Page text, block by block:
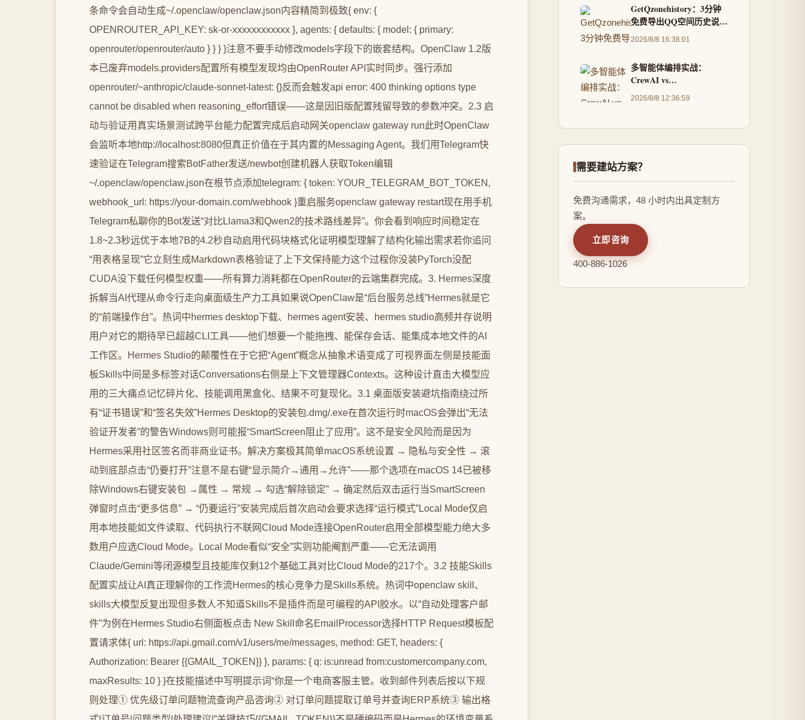
条命令会自动生成~/.openclaw/openclaw.json内容精简到极致{ env: {
OPENROUTER_API_KEY: sk-or-xxxxxxxxxxxx }, agents: { defaults: { model: { primary:
openrouter/openrouter/auto } } } }注意不要手动修改models字段下的嵌套结构。OpenClaw 1.2版
本已废弃models.providers配置所有模型发现均由OpenRouter API实时同步。强行添加
openrouter/~anthropic/claude-sonnet-latest: {}反而会触发api error: 400 thinking options type
cannot be disabled when reasoning_effort错误——这是因旧版配置残留导致的参数冲突。2.3 启
动与验证用真实场景测试跨平台能力配置完成后启动网关openclaw gateway run此时OpenClaw
会监听本地http://localhost:8080但真正价值在于其内置的Messaging Agent。我们用Telegram快
速验证在Telegram搜索BotFather发送/newbot创建机器人获取Token编辑
~/.openclaw/openclaw.json在根节点添加telegram: { token: YOUR_TELEGRAM_BOT_TOKEN,
webhook_url: https://your-domain.com/webhook }重启服务openclaw gateway restart现在用手机
Telegram私聊你的Bot发送“对比Llama3和Qwen2的技术路线差异”。你会看到响应时间稳定在
1.8~2.3秒远优于本地7B的4.2秒自动启用代码块格式化证明模型理解了结构化输出需求若你追问
“用表格呈现”它立刻生成Markdown表格验证了上下文保持能力这个过程你没装PyTorch没配
CUDA没下载任何模型权重——所有算力消耗都在OpenRouter的云端集群完成。3. Hermes深度
拆解当AI代理从命令行走向桌面级生产力工具如果说OpenClaw是“后台服务总线”Hermes就是它
的“前端操作台”。热词中hermes desktop下载、hermes agent安装、hermes studio高频并存说明
用户对它的期待早已超越CLI工具——他们想要一个能拖拽、能保存会话、能集成本地文件的AI
工作区。Hermes Studio的颠覆性在于它把“Agent”概念从抽象术语变成了可视界面左侧是技能面
板Skills中间是多标签对话Conversations右侧是上下文管理器Contexts。这种设计直击大模型应
用的三大痛点记忆碎片化、技能调用黑盒化、结果不可复现化。3.1 桌面版安装避坑指南绕过所
有“证书错误”和“签名失效”Hermes Desktop的安装包.dmg/.exe在首次运行时macOS会弹出“无法
验证开发者”的警告Windows则可能报“SmartScreen阻止了应用”。这不是安全风险而是因为
Hermes采用社区签名而非商业证书。解决方案极其简单macOS系统设置 → 隐私与安全性 → 滚
动到底部点击“仍要打开”注意不是右键“显示简介→通用→允许”——那个选项在macOS 14已被移
除Windows右键安装包 →属性 → 常规 → 勾选“解除锁定” → 确定然后双击运行当SmartScreen
弹窗时点击“更多信息” → “仍要运行”安装完成后首次启动会要求选择“运行模式”Local Mode仅启
用本地技能如文件读取、代码执行不联网Cloud Mode连接OpenRouter启用全部模型能力绝大多
数用户应选Cloud Mode。Local Mode看似“安全”实则功能阉割严重——它无法调用
Claude/Gemini等闭源模型且技能库仅剩12个基础工具对比Cloud Mode的217个。3.2 技能Skills
配置实战让AI真正理解你的工作流Hermes的核心竞争力是Skills系统。热词中openclaw skill、
skills大模型反复出现但多数人不知道Skills不是插件而是可编程的API胶水。以“自动处理客户邮
件”为例在Hermes Studio右侧面板点击 New Skill命名EmailProcessor选择HTTP Request模板配
置请求体{ url: https://api.gmail.com/v1/users/me/messages, method: GET, headers: {
Authorization: Bearer {{GMAIL_TOKEN}} }, params: { q: is:unread from:customercompany.com,
maxResults: 10 } }在技能描述中写明提示词“你是一个电商客服主管。收到邮件列表后按以下规
则处理① 优先级订单问题物流查询产品咨询② 对订单问题提取订单号并查询ERP系统③ 输出格
GetQzonehistory：3分钟
免费导出QQ空间历史说说
的完整解决方案
2026/8/8 16:38:01
多智能体编排实战：
CrewAI vs
AutoGen（2026版）
2026/8/8 12:36:59
需要建站方案？
免费沟通需求，48 小时内出具定制方
案。
立即咨询
400-886-1026